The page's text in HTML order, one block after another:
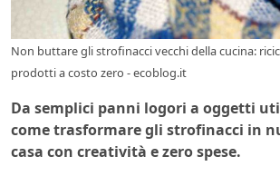
Non buttare gli strofinacci vecchi della cucina:
prodotti a costo zero - ecoblog.it
Da semplici panni logori a oggetti
come trasformare gli strofinacci in
casa con creatività e zero spese.